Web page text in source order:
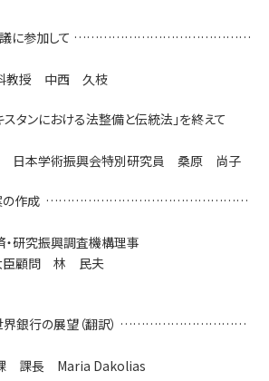
会議に参加して ……………………………………
教授 中西 久枝
スタンにおける法整備と伝統法」を終えて
日本学術振興会特別研究員 桑原 尚子
法案の作成 …………………………………………
研究振興調査機構理事
臣顧問 林 民夫
界銀行の展望（翻訳） …………………………
課長 Maria Dakolias